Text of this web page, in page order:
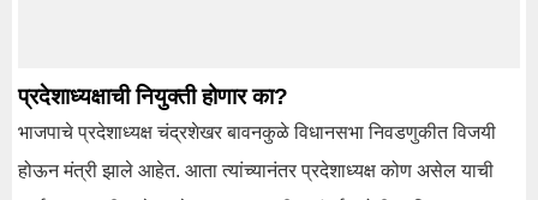
प्रदेशाध्यक्षाची नियुक्ती होणार का?
भाजपाचे प्रदेशाध्यक्ष चंद्रशेखर बावनकुळे विधानसभा निवडणुकीत विजयी
होऊन मंत्री झाले आहेत. आता त्यांच्यानंतर प्रदेशाध्यक्ष कोण असेल याची